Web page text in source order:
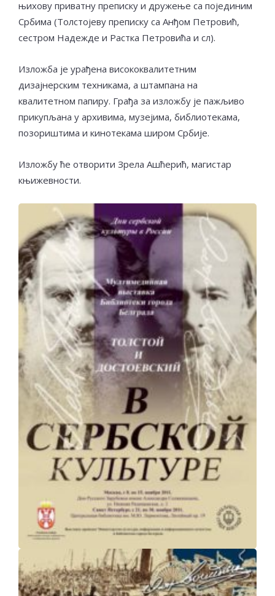
њихову приватну преписку и дружење са појединим
Србимa (Толстојеву преписку са Анђом Петровић,
сестром Надежде и Растка Петровића и сл).
Изложба је урађена висококвалитетним
дизајнерским техникама, а штампана на
квалитетном папиру. Грађа за изложбу је пажљиво
прикупљана у архивима, музејима, библиотекама,
позориштима и кинотекама широм Србије.
Изложбу ће отворити Зрела Ашћерић, магистар
књижевности.